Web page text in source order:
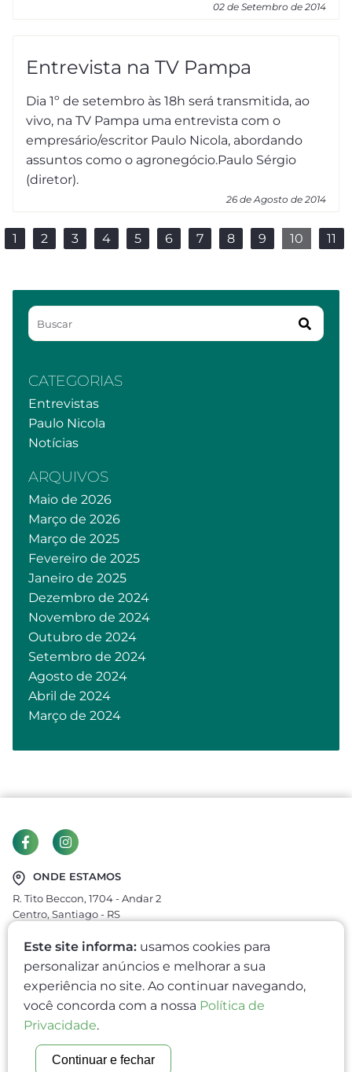
02 de Setembro de 2014
Entrevista na TV Pampa
Dia 1º de setembro às 18h será transmitida, ao
vivo, na TV Pampa uma entrevista com o
empresário/escritor Paulo Nicola, abordando
assuntos como o agronegócio.Paulo Sérgio
(diretor).
26 de Agosto de 2014
1 2 3 4 5 6 7 8 9 10 11
CATEGORIAS
Entrevistas
Paulo Nicola
Notícias
ARQUIVOS
Maio de 2026
Março de 2026
Março de 2025
Fevereiro de 2025
Janeiro de 2025
Dezembro de 2024
Novembro de 2024
Outubro de 2024
Setembro de 2024
Agosto de 2024
Abril de 2024
Março de 2024
ONDE ESTAMOS
R. Tito Beccon, 1704 - Andar 2
Centro, Santiago - RS
economiarural@outlook.com
nicolaagronegocios@gmail.com
(55)3251-2690
Este site informa: usamos cookies para
personalizar anúncios e melhorar a sua
experiência no site. Ao continuar navegando,
você concorda com a nossa Política de
Privacidade.
Continuar e fechar